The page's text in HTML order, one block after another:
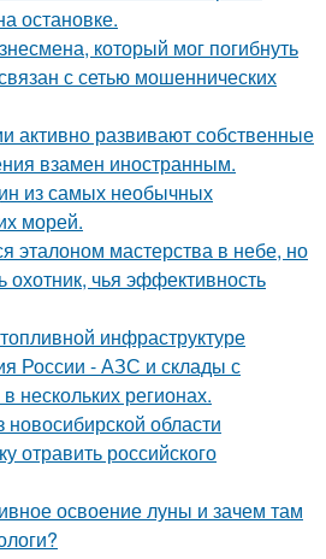
остановке.
который мог погибнуть
с сетью мошеннических
активно развивают собственные
взамен иностранным.
из самых необычных
морей.
эталоном мастерства в небе, но
чья эффективность
инфраструктуре
России - АЗС и склады с
нескольких регионах.
новосибирской области
отравить российского
освоение луны и зачем там